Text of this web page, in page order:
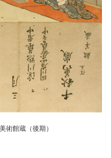
術館蔵（後期）